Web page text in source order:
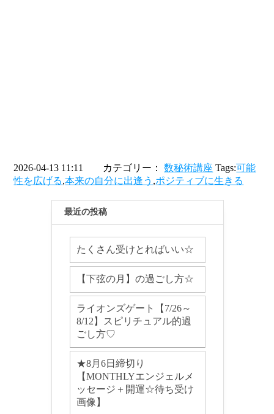
2026-04-13 11:11 カテゴリー：数秘術講座 Tags:可能
性を広げる,本来の自分に出逢う ,ポジティブに生きる
最近の投稿
たくさん受けとればいい☆
【下弦の月】の過ごし方☆
ライオンズゲート【7/26～
8/12】スピリチュアル的過
ごし方♡
★8月6日締切り
【MONTHLYエンジェルメ
ッセージ＋開運☆待ち受け
画像】